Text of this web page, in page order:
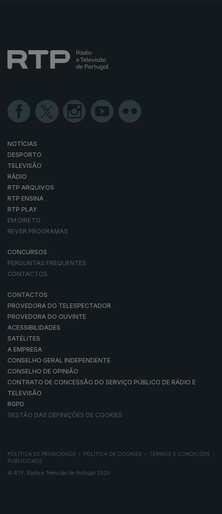
NOTÍCIAS
DESPORTO
TELEVISÃO
RÁDIO
RTP ARQUIVOS
RTP ENSINA
RTP PLAY
EM DIRETO
REVER PROGRAMAS
CONCURSOS
PERGUNTAS FREQUENTES
CONTACTOS
CONTACTOS
PROVEDORA DO TELESPECTADOR
PROVEDORA DO OUVINTE
ACESSIBILIDADES
SATÉLITES
A EMPRESA
CONSELHO GERAL INDEPENDENTE
CONSELHO DE OPINIÃO
CONTRATO DE CONCESSÃO DO SERVIÇO PÚBLICO DE RÁDIO E
TELEVISÃO
RGPD
GESTÃO DAS DEFINIÇÕES DE COOKIES
POLÍTICA DE PRIVACIDADE POLÍTICA DE COOKIES TERMOS E CONDIÇÕES
PUBLICIDADE
© RTP, Rádio e Televisão de Portugal 2026